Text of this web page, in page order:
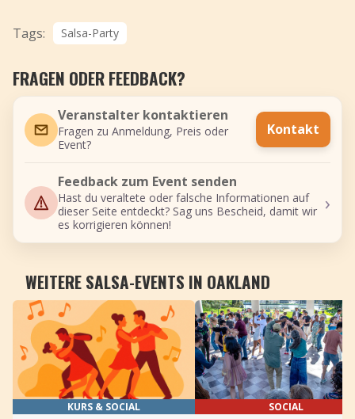
Tags: Salsa-Party
FRAGEN ODER FEEDBACK?
Veranstalter kontaktieren
Fragen zu Anmeldung, Preis oder
Event?
Kontakt
Feedback zum Event senden
Hast du veraltete oder falsche Informationen auf
dieser Seite entdeckt? Sag uns Bescheid, damit wir
es korrigieren können!
›
WEITERE SALSA-EVENTS IN OAKLAND
KURS & SOCIAL SOCIAL